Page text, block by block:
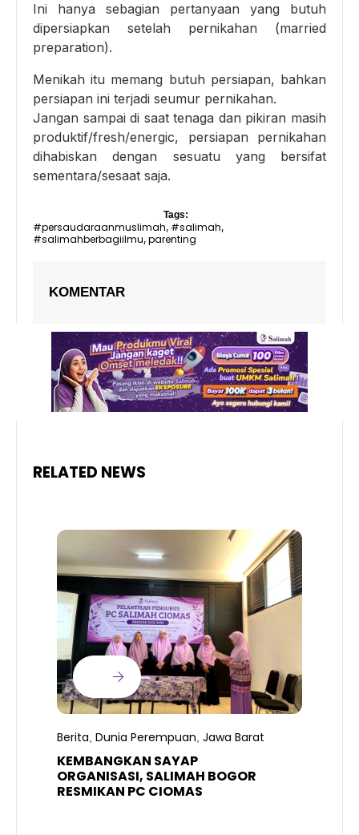
Ini hanya sebagian pertanyaan yang butuh
dipersiapkan setelah pernikahan (married
preparation).
Menikah itu memang butuh persiapan, bahkan
persiapan ini terjadi seumur pernikahan.
Jangan sampai di saat tenaga dan pikiran masih
produktif/fresh/energic, persiapan pernikahan
dihabiskan dengan sesuatu yang bersifat
sementara/sesaat saja.
Tags:
#persaudaraanmuslimah, #salimah,
#salimahberbagiilmu, parenting
KOMENTAR
RELATED NEWS
Berita Dunia Perempuan Jawa Barat
KEMBANGKAN SAYAP
ORGANISASI, SALIMAH BOGOR
RESMIKAN PC CIOMAS